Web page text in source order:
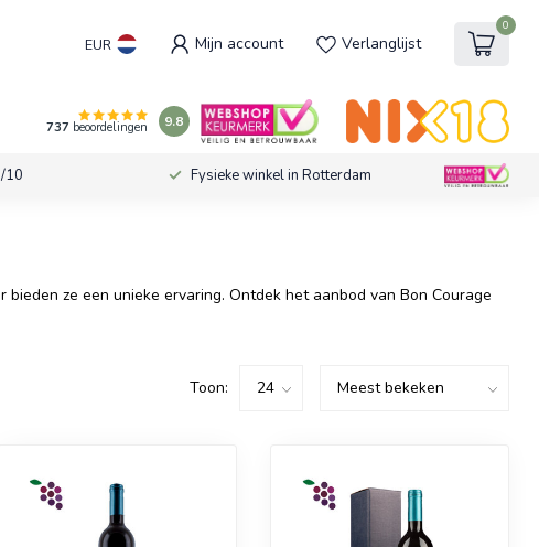
EUR Mijn account Verlanglijst
0
737 beoordelingen 9.8
10 Fysieke winkel in Rotterdam
ze een unieke ervaring. Ontdek het aanbod van Bon Courage
Toon: